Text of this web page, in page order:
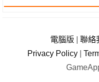
電腦版 聯絡
Privacy Policy